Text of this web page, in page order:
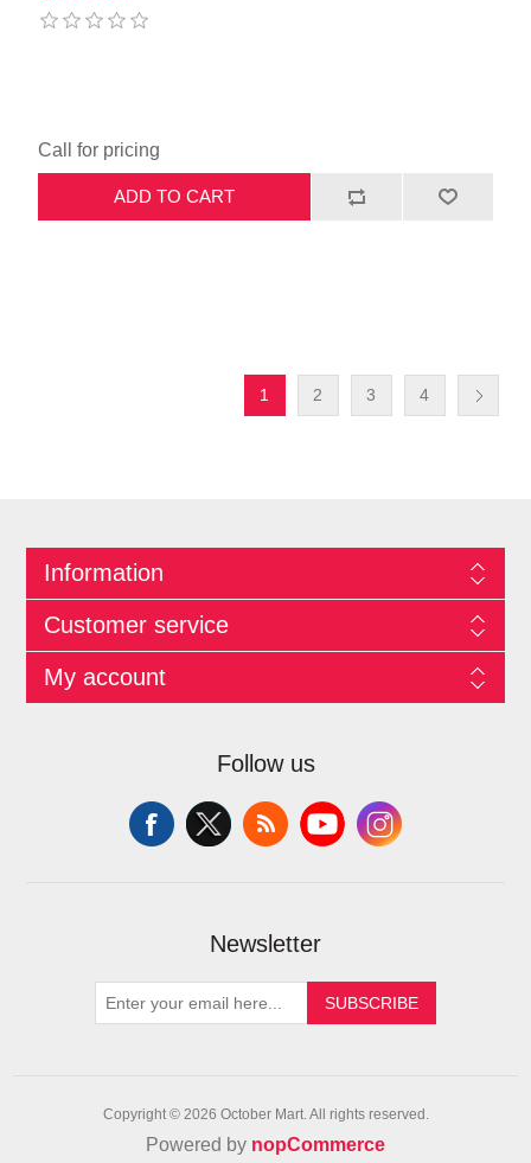
Call for pricing
ADD TO CART
1 2 3 4
Information
Customer service
My account
Follow us
Newsletter
SUBSCRIBE
Copyright © 2026 October Mart. All rights reserved.
Powered by nopCommerce